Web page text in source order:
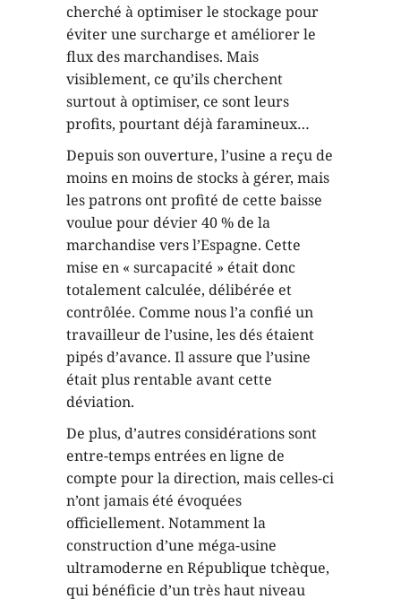
cherché à optimiser le stockage pour
éviter une surcharge et améliorer le
flux des marchandises. Mais
visiblement, ce qu’ils cherchent
surtout à optimiser, ce sont leurs
profits, pourtant déjà faramineux…
Depuis son ouverture, l’usine a reçu de
moins en moins de stocks à gérer, mais
les patrons ont profité de cette baisse
voulue pour dévier 40 % de la
marchandise vers l’Espagne. Cette
mise en « surcapacité » était donc
totalement calculée, délibérée et
contrôlée. Comme nous l’a confié un
travailleur de l’usine, les dés étaient
pipés d’avance. Il assure que l’usine
était plus rentable avant cette
déviation.
De plus, d’autres considérations sont
entre-temps entrées en ligne de
compte pour la direction, mais celles-ci
n’ont jamais été évoquées
officiellement. Notamment la
construction d’une méga-usine
ultramoderne en République tchèque,
qui bénéficie d’un très haut niveau